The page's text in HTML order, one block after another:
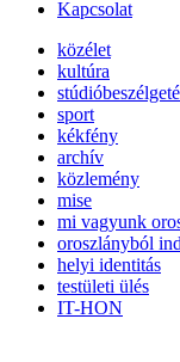
Kapcsolat
közélet
kultúra
sport
kékfény
archív
közlemény
mise
mi vagyunk
oroszlányból
helyi identitás
testületi ülés
IT-HON